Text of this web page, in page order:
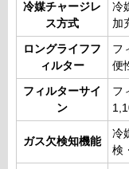
冷媒チャージレ
ス方式
冷
加
ロングライフフ
ィルター
フ
便
フィルターサイ
ン
フ
ガス欠検知機能
冷
検